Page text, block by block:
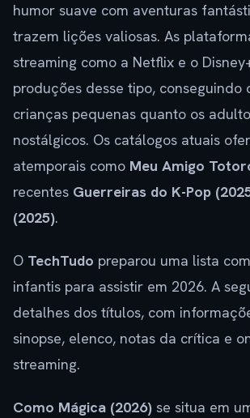
humor suave com aventuras
trazem lições valiosas. As
streaming como a Netflix e o
produções desse tipo,
crianças pequenas quanto os
nostálgicos. Os catálogos atuais
atemporais como Meu Amigo
recentes Guerreiras do K-Pop
(2025).
O TechTudo preparou uma lista
infantis para assistir em 2026. A
detalhes dos títulos, com
sinopse, elenco, notas da crítica e
streaming.
Como Mágica (2026) se situa em